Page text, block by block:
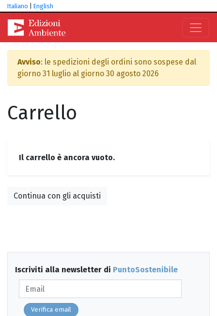
Italiano English
Avviso: le spedizioni degli ordini sono sospese dal
giorno 31 luglio al giorno 30 agosto 2026
Carrello
Il carrello è ancora vuoto.
Continua con gli acquisti
Iscriviti alla newsletter di PuntoSostenibile
Verifica email